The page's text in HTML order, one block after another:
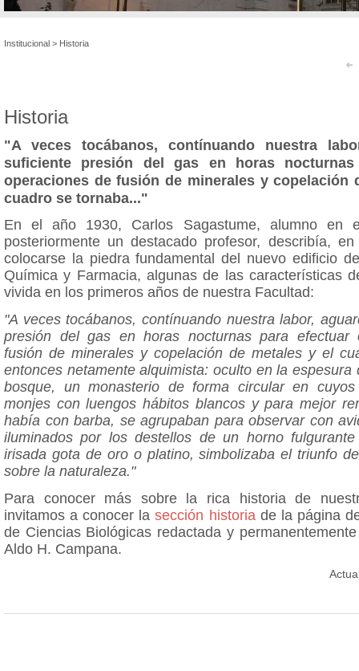
Institucional > Historia
Historia
"A veces tocábanos, contínuando nuestra
suficiente presión del gas en horas nocturnas
operaciones de fusión de minerales y copelación
cuadro se tornaba..."
En el año 1930, Carlos Sagastume, alumno en
posteriormente un destacado profesor, describía,
colocarse la piedra fundamental del nuevo edificio
Química y Farmacia, algunas de las características
vivida en los primeros años de nuestra Facultad:
"A veces tocábanos, contínuando nuestra labor,
presión del gas en horas nocturnas para efectuar
fusión de minerales y copelación de metales y el
entonces netamente alquimista: oculto en la espesura
bosque, un monasterio de forma circular en
monjes con luengos hábitos blancos y para mejor
había con barba, se agrupaban para observar con
iluminados por los destellos de un horno
irisada gota de oro o platino, simbolizaba el triunfo
sobre la naturaleza."
Para conocer más sobre la rica historia de
invitamos a conocer lasección historiade la página
de Ciencias Biológicas redactada y
Aldo H. Campana.